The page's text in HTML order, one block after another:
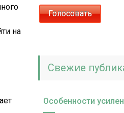
на
Свежие
Особенности